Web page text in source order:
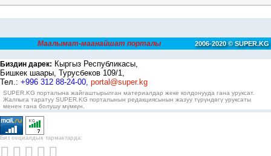
Маалымат-маанайшат порталы 2006-2020 © SUPER.KG
Биздин дарек: Кыргыз Республикасы,
Бишкек шаары, Турусбеков 109/1,
Тел.: +996 312 88-24-00, portal@super.kg
SUPER.KG порталына жайгаштырылган материалдар жеке колдонууда гана уруксат.
Жалпыга таратуу SUPER.KG порталынын редакциясынын жазуу түрүндөгү уруксаты
менен гана болушу мүмкүн.
Биз социалдык тармактарда: